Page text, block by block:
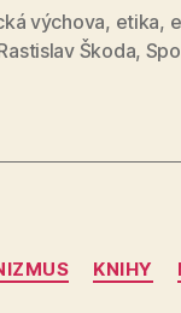
výchova, etika,
Škoda,
KNIHY